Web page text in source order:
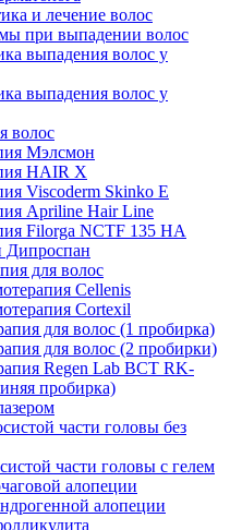
и лечение волос
при выпадении волос
выпадения волос у
выпадения волос у
волос
Мэлсмон
HAIR X
Viscoderm Skinko E
Apriline Hair Line
Filorga NCTF 135 HA
Дипроспан
для волос
Cellenis
Cortexil
для волос (1 пробирка)
для волос (2 пробирки)
Regen Lab BCT RK-
пробирка)
части головы без
части головы с гелем
алопеции
алопеции